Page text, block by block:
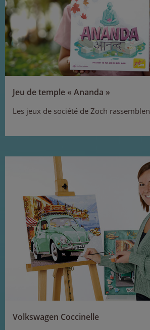
Jeu de temple « Ananda »
Les jeux de société de Zoch
Volkswagen Coccinelle